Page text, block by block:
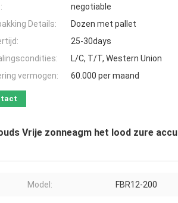
negotiable
Details:
Dozen met pallet
25-30days
L/C, T/T, Western Union
vermogen:
60.000 per maand
Vrije zonneagm het lood zure accu
Model: FBR12-200